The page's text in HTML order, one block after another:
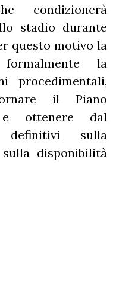
condizionerà
stadio durante
questo motivo la
la
procedimentali,
il Piano
e ottenere dal
definitivi sulla
disponibilità